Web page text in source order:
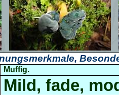
Muffig.
Mild, fade,